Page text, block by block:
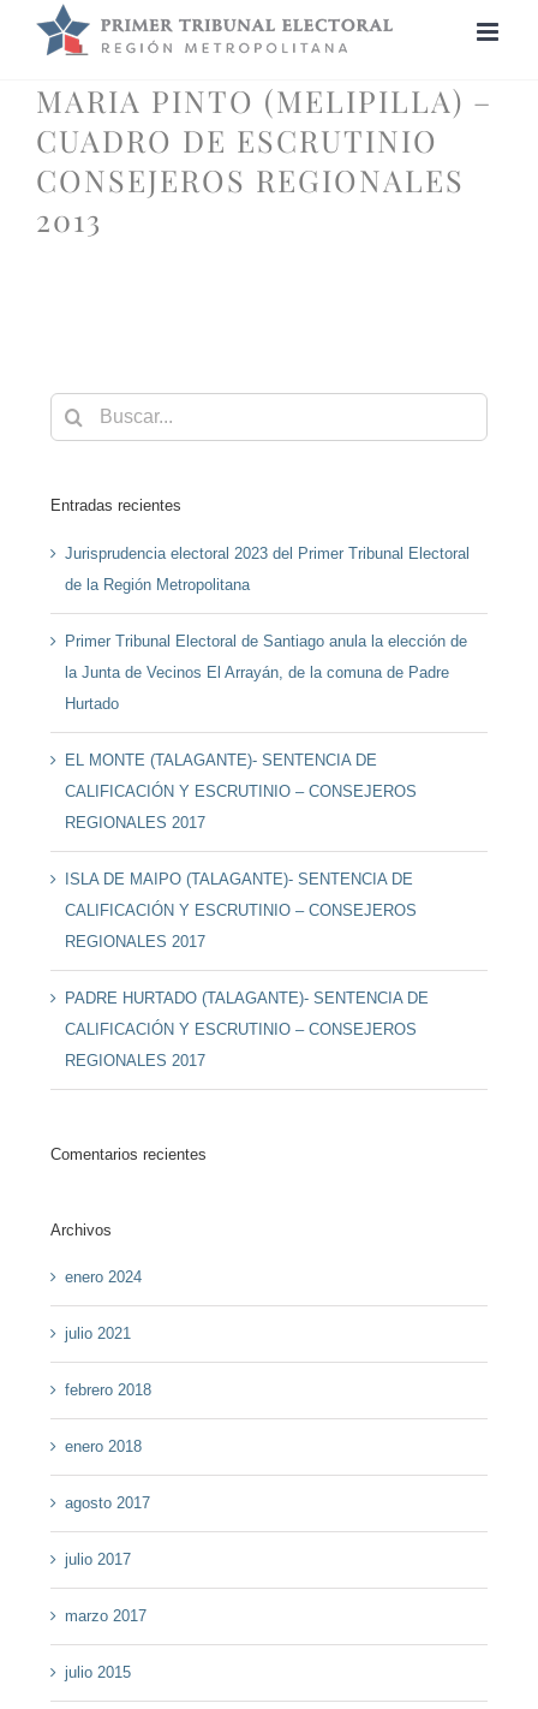
MARIA PINTO (MELIPILLA) –
CUADRO DE ESCRUTINIO
CONSEJEROS REGIONALES
2013
Buscar:
Entradas recientes
Jurisprudencia electoral 2023 del Primer Tribunal Electoral
de la Región Metropolitana
Primer Tribunal Electoral de Santiago anula la elección de
la Junta de Vecinos El Arrayán, de la comuna de Padre
Hurtado
EL MONTE (TALAGANTE)- SENTENCIA DE
CALIFICACIÓN Y ESCRUTINIO – CONSEJEROS
REGIONALES 2017
ISLA DE MAIPO (TALAGANTE)- SENTENCIA DE
CALIFICACIÓN Y ESCRUTINIO – CONSEJEROS
REGIONALES 2017
PADRE HURTADO (TALAGANTE)- SENTENCIA DE
CALIFICACIÓN Y ESCRUTINIO – CONSEJEROS
REGIONALES 2017
Comentarios recientes
Archivos
enero 2024
julio 2021
febrero 2018
enero 2018
agosto 2017
julio 2017
marzo 2017
julio 2015